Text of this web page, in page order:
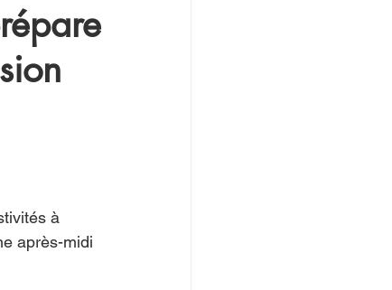
à
après-midi